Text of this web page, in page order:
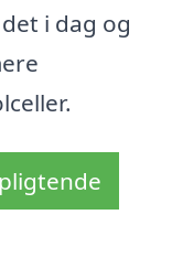
i dag og